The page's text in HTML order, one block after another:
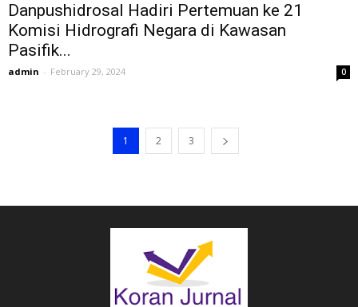
Danpushidrosal Hadiri Pertemuan ke 21
Komisi Hidrografi Negara di Kawasan
Pasifik...
admin - February 29, 2024 0
1 2 3